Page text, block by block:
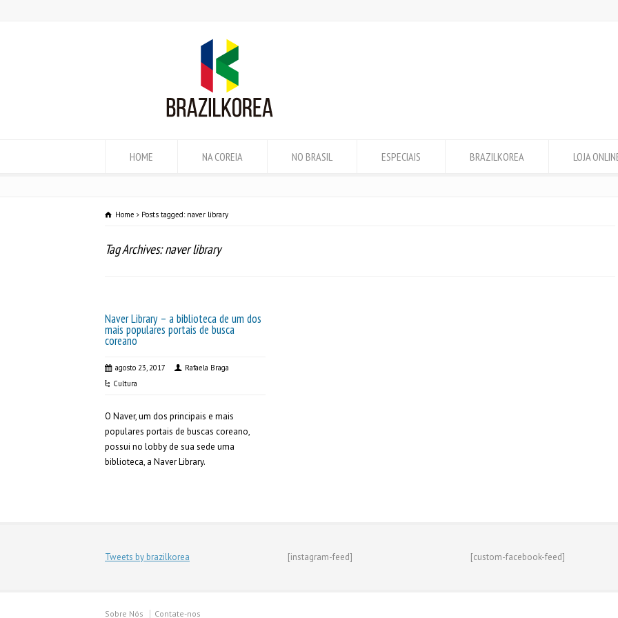
HOME NA COREIA NO BRASIL ESPECIAIS BRAZILKOREA LOJA
Home Posts tagged: naver library
Tag Archives: naver library
Naver Library – a biblioteca de um dos
mais populares portais de busca
coreano
agosto 23, 2017
Rafaela Braga
Cultura
O Naver, um dos principais e mais
populares portais de buscas coreano,
possui no lobby de sua sede uma
biblioteca, a Naver Library.
Tweets by brazilkorea [instagram-feed] [custom-facebook-feed]
Sobre Nós Contate-nos